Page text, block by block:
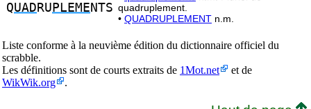
QUAD RU PLEME NTS quadruplement.
• QUADRUPLEMENT n.m.
Liste conforme à la neuvième édition du dictionnaire officiel du
scrabble.
Les définitions sont de courts extraits de 1Mot.net
et de
WikWik.org
.